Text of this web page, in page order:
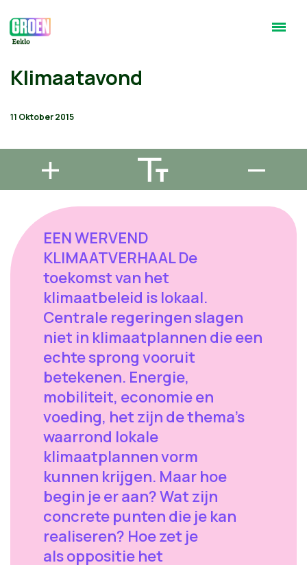
Klimaatavond
11 Oktober 2015
EEN WERVEND
KLIMAATVERHAAL De
toekomst van het
klimaatbeleid is lokaal.
Centrale regeringen slagen
niet in klimaatplannen die een
echte sprong vooruit
betekenen. Energie,
mobiliteit, economie en
voeding, het zijn de thema's
waarrond lokale
klimaatplannen vorm
kunnen krijgen. Maar hoe
begin je er aan? Wat zijn
concrete punten die je kan
realiseren? Hoe zet je
als oppositie het